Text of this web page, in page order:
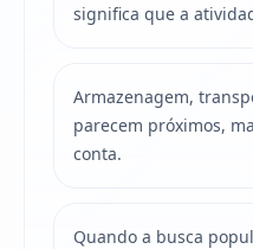
significa que a
Armazenagem,
parecem próximos,
conta.
Quando a busca